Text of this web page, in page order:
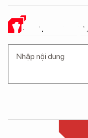
Ý KIẾN CỦA BẠN